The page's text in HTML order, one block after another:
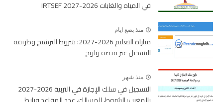
في المياه والغابات 2026-2027 IRTSEF
منذ بضع ايام
مباراة التعليم 2026-2027: شروط الترشيح وطريقة
التسجيل عبر منصة ولوج
منذ شهر
التسجيل في سلك الإجازة في التربية 2026-2027